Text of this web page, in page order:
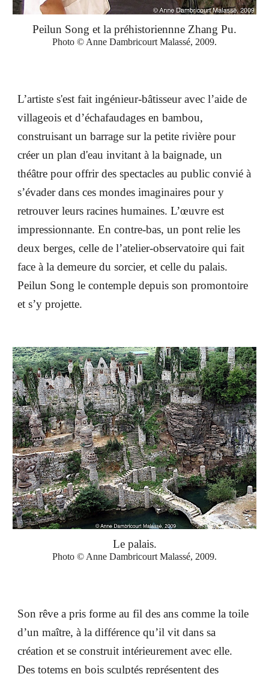
Peilun Song et la préhistoriennne Zhang Pu.
Photo © Anne Dambricourt Malassé, 2009.
L’artiste s'est fait ingénieur-bâtisseur avec l’aide de
villageois et d’échafaudages en bambou,
construisant un barrage sur la petite rivière pour
créer un plan d'eau invitant à la baignade, un
théâtre pour offrir des spectacles au public convié à
s’évader dans ces mondes imaginaires pour y
retrouver leurs racines humaines. L’œuvre est
impressionnante. En contre-bas, un pont relie les
deux berges, celle de l’atelier-observatoire qui fait
face à la demeure du sorcier, et celle du palais.
Peilun Song le contemple depuis son promontoire
et s’y projette.
Le palais.
Photo © Anne Dambricourt Malassé, 2009.
Son rêve a pris forme au fil des ans comme la toile
d’un maître, à la différence qu’il vit dans sa
création et se construit intérieurement avec elle.
Des totems en bois sculptés représentent des